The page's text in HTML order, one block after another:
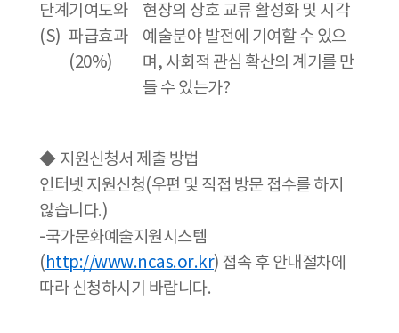
단계
(S)
기여도와
파급효과
(20%)
현장의 상호 교류 활성화 및 시각
예술분야 발전에 기여할 수 있으
며, 사회적 관심 확산의 계기를 만
들 수 있는가?
◆ 지원신청서 제출 방법
인터넷 지원신청(우편 및 직접 방문 접수를 하지
않습니다.)
-국가문화예술지원시스템
( http://www.ncas.or.kr) 접속 후 안내절차에
따라 신청하시기 바랍니다.